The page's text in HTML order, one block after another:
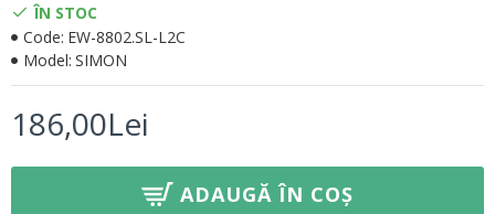
186,00Lei
ÎN STOC
Code: EW-8802.SL-L2C
Model: SIMON
ADAUGĂ ÎN COȘ